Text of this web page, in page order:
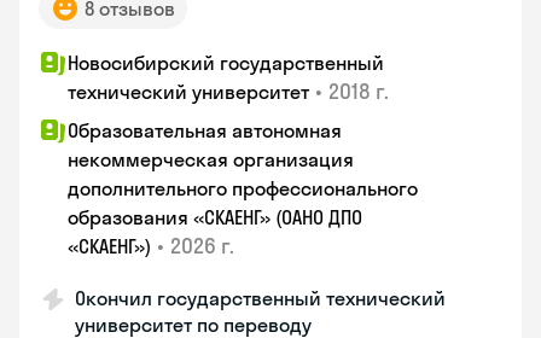
8 отзывов
Новосибирский государственный
технический университет • 2018 г.
Образовательная автономная
некоммерческая организация
дополнительного профессионального
образования «СКАЕНГ» (ОАНО ДПО
«СКАЕНГ») • 2026 г.
Окончил государственный технический
университет по переводу